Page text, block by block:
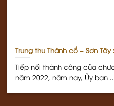
Trung thu Thành cổ – Sơn
Tiếp nối thành công của
năm 2022, năm nay, Ủy ban